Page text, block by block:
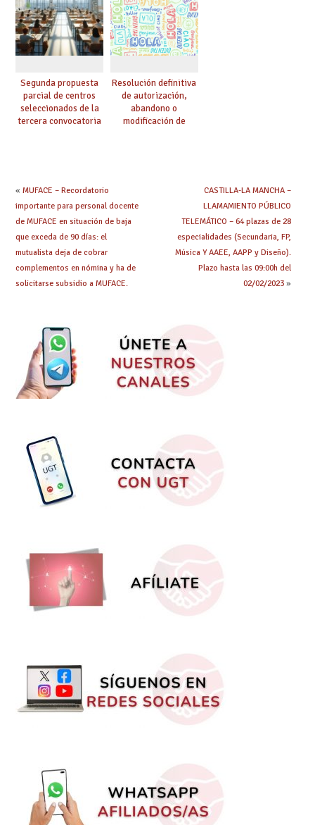
Segunda propuesta
parcial de centros
seleccionados de la
tercera convocatoria
Resolución definitiva
de autorización,
abandono o
modificación de
« MUFACE – Recordatorio
importante para personal docente
de MUFACE en situación de baja
que exceda de 90 días: el
mutualista deja de cobrar
complementos en nómina y ha de
solicitarse subsidio a MUFACE.
CASTILLA-LA MANCHA –
LLAMAMIENTO PÚBLICO
TELEMÁTICO – 64 plazas de 28
especialidades (Secundaria, FP,
Música Y AAEE, AAPP y Diseño).
Plazo hasta las 09:00h del
02/02/2023»